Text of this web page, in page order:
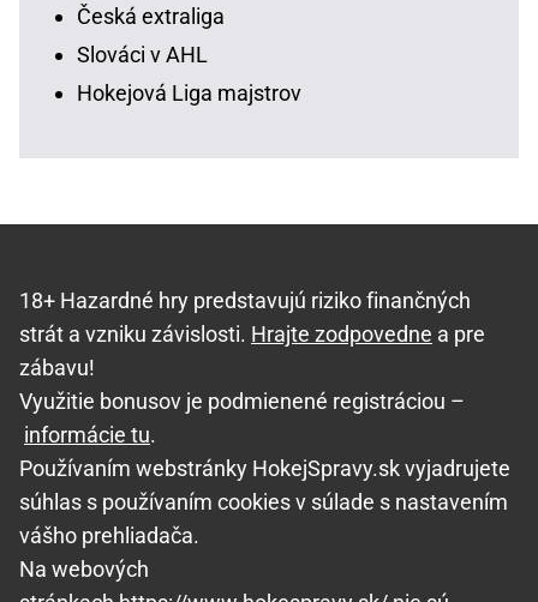
Česká extraliga
Slováci v AHL
Hokejová Liga majstrov
18+ Hazardné hry predstavujú riziko finančných
strát a vzniku závislosti. Hrajte zodpovedne a pre
zábavu!
Využitie bonusov je podmienené registráciou –
informácie tu.
Používaním webstránky HokejSpravy.sk vyjadrujete
súhlas s používaním cookies v súlade s nastavením
vášho prehliadača.
Na webových